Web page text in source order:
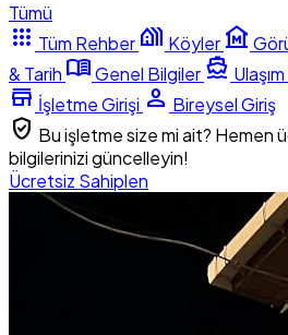
Tümü
apps Tüm Rehber holiday_village Köyler museum
& Tarih menu_bookGenel Bilgiler directions_boat Ulaşım
store İşletme Girişi person Bireysel Giriş
verified_user Bu işletme size mi ait? Hemen
bilgilerinizi güncelleyin!
Ücretsiz Sahiplen